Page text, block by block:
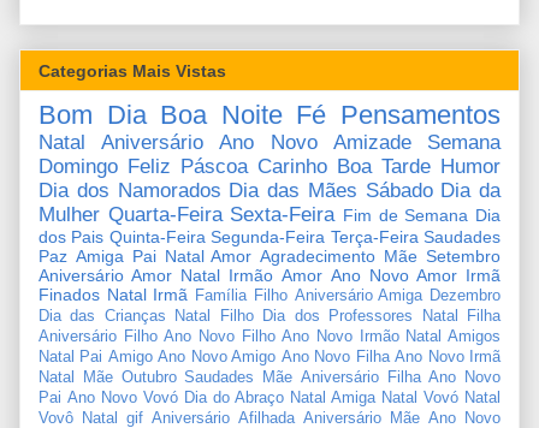
Categorias Mais Vistas
Bom Dia Boa Noite Fé Pensamentos
Natal Aniversário Ano Novo Amizade
Semana
Domingo Feliz Páscoa Carinho Boa Tarde Humor
Dia dos Namorados Dia das Mães Sábado Dia da
Mulher Quarta-Feira Sexta-Feira Fim de Semana Dia
dos Pais Quinta-Feira Segunda-Feira Terça-Feira Saudades
Paz Amiga Pai Natal Amor Agradecimento Mãe Setembro
Aniversário Amor Natal Irmão Amor Ano Novo Amor Irmã
Finados Natal Irmã Família Filho Aniversário Amiga Dezembro
Dia das Crianças
Natal Filho Dia dos Professores
Natal Filha
Aniversário Filho Ano Novo Filho Ano Novo Irmão Natal Amigos
Natal Pai Amigo Ano Novo Amigo Ano Novo Filha Ano Novo Irmã
Natal Mãe Outubro Saudades Mãe Aniversário Filha Ano Novo
Pai Ano Novo Vovó Dia do Abraço Natal Amiga Natal Vovó Natal
Vovô
Natal gif Aniversário Afilhada Aniversário Mãe Ano Novo